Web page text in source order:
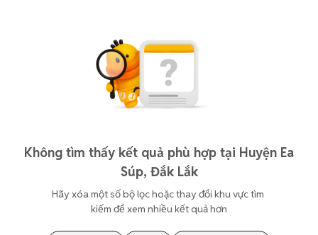
Không tìm thấy kết quả phù hợp tại Huyện Ea
Súp, Đắk Lắk
Hãy xóa một số bộ lọc hoặc thay đổi khu vực tìm
kiếm để xem nhiều kết quả hơn